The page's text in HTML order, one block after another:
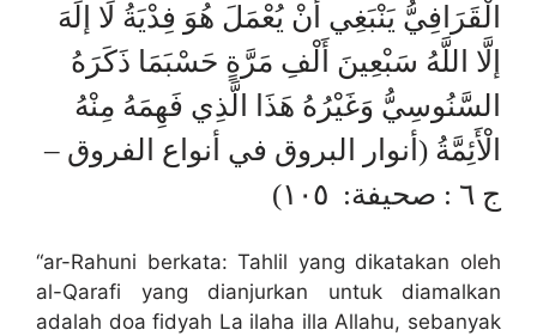
الْقَرَافِيُّ يَنْبَغِي أَنْ يُعْمَلَ هُوَ فِدْيَةُ لَا إلَهَ
إلَّا اللَّهُ سَبْعِينَ أَلْفِ مَرَّةٍ حَسْبَمَا ذَكَرَهُ
السَّنُوسِيُّ وَغَيْرُهُ هَذَا الَّذِي فَهِمَهُ مِنْهُ
الْأَئِمَّةُ (أنوار البروق في أنواع الفروق –
ج ٦ : صحيفة: ١٠٥)
“ar-Rahuni berkata: Tahlil yang dikatakan oleh
al-Qarafi yang dianjurkan untuk diamalkan
adalah doa fidyah La ilaha illa Allahu, sebanyak